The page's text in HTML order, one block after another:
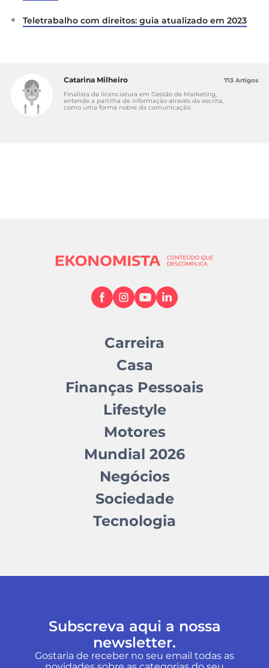
Teletrabalho com direitos: guia atualizado em 2023
Catarina Milheiro
Finalista da licenciatura em Gestão de Marketing,
entende a partilha de informação através da escrita,
como uma forma nobre da comunicação.
713 Artigos
Carreira
Casa
Finanças Pessoais
Lifestyle
Motores
Mundial 2026
Negócios
Sociedade
Tecnologia
Subscreva aqui a nossa
newsletter.
Gostaria de receber no seu email todas as